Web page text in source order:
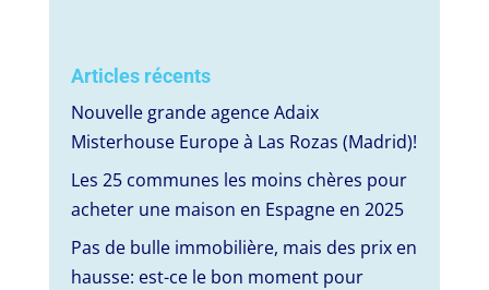
Articles récents
Nouvelle grande agence Adaix
Misterhouse Europe à Las Rozas (Madrid)!
Les 25 communes les moins chères pour
acheter une maison en Espagne en 2025
Pas de bulle immobilière, mais des prix en
hausse: est-ce le bon moment pour